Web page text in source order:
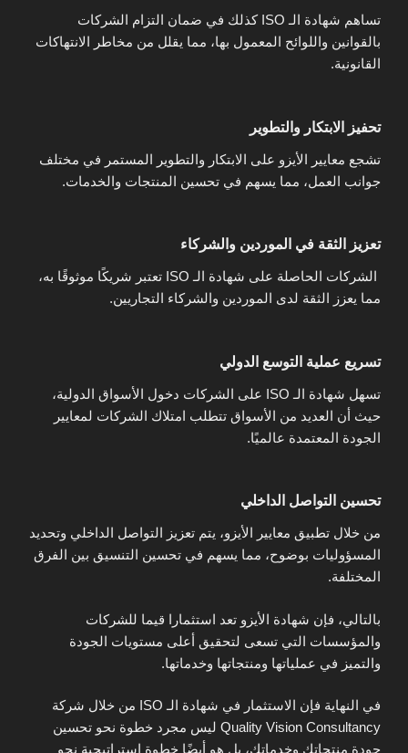
تساهم شهادة الـ ISO كذلك في ضمان التزام الشركات
بالقوانين واللوائح المعمول بها، مما يقلل من مخاطر الانتهاكات
القانونية.
تحفيز الابتكار والتطوير
تشجع معايير الأيزو على الابتكار والتطوير المستمر في مختلف
جوانب العمل، مما يسهم في تحسين المنتجات والخدمات.
تعزيز الثقة في الموردين والشركاء
الشركات الحاصلة على شهادة الـ ISO تعتبر شريكًا موثوقًا به،
مما يعزز الثقة لدى الموردين والشركاء التجاريين.
تسريع عملية التوسع الدولي
تسهل شهادة الـ ISO على الشركات دخول الأسواق الدولية،
حيث أن العديد من الأسواق تتطلب امتلاك الشركات لمعايير
الجودة المعتمدة عالميًا.
تحسين التواصل الداخلي
من خلال تطبيق معايير الأيزو، يتم تعزيز التواصل الداخلي وتحديد
المسؤوليات بوضوح، مما يسهم في تحسين التنسيق بين الفرق
المختلفة.
بالتالي، فإن شهادة الأيزو تعد استثمارا قيما للشركات
والمؤسسات التي تسعى لتحقيق أعلى مستويات الجودة
والتميز في عملياتها ومنتجاتها وخدماتها.
في النهاية فإن الاستثمار في شهادة الـ ISO من خلال شركة
Quality Vision Consultancy ليس مجرد خطوة نحو تحسين
جودة منتجاتك وخدماتك، بل هو أيضًا خطوة استراتيجية نحو